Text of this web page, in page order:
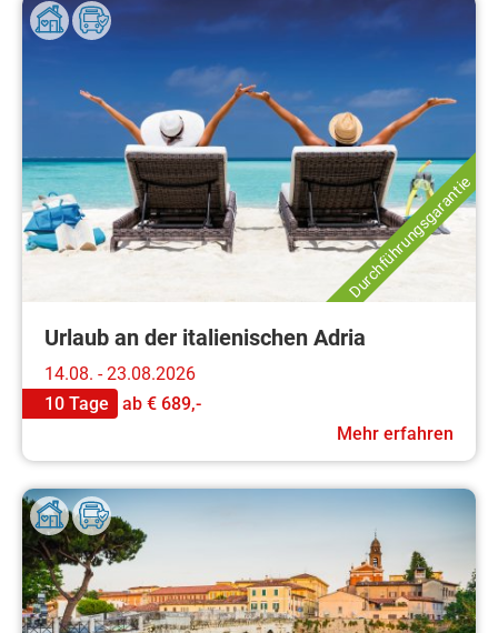
Durchführungsgarantie
Urlaub an der italienischen Adria
14.08. - 23.08.2026
10 Tage
ab € 689,-
Mehr erfahren